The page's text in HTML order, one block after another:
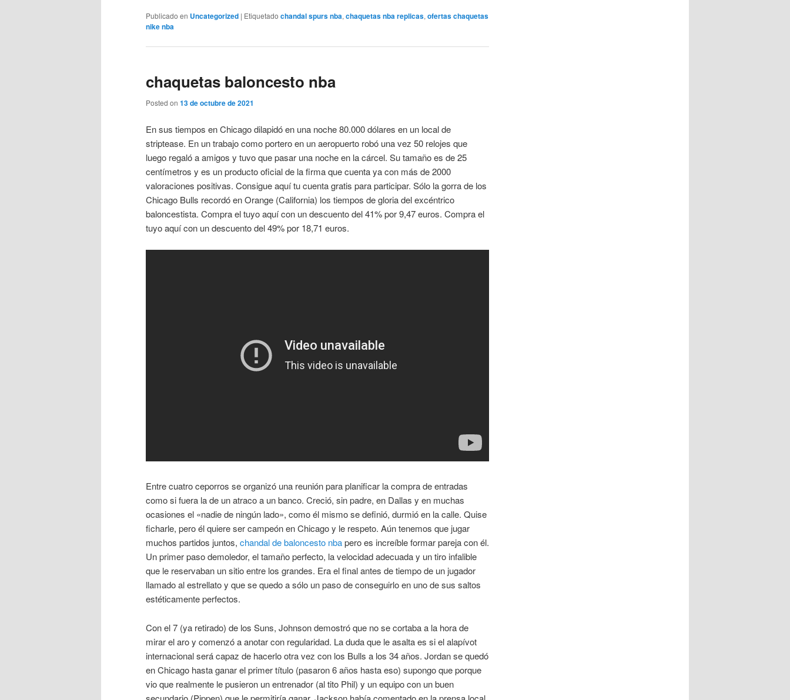
Publicado en Uncategorized | Etiquetado chandal spurs nba,chaquetas nba replicas,ofertas chaquetas
nike nba
chaquetas baloncesto nba
Posted on 13 de octubre de 2021
En sus tiempos en Chicago dilapidó en una noche 80.000 dólares en un local de
striptease. En un trabajo como portero en un aeropuerto robó una vez 50 relojes que
luego regaló a amigos y tuvo que pasar una noche en la cárcel. Su tamaño es de 25
centímetros y es un producto oficial de la firma que cuenta ya con más de 2000
valoraciones positivas. Consigue aquí tu cuenta gratis para participar. Sólo la gorra de los
Chicago Bulls recordó en Orange (California) los tiempos de gloria del excéntrico
baloncestista. Compra el tuyo aquí con un descuento del 41% por 9,47 euros. Compra el
tuyo aquí con un descuento del 49% por 18,71 euros.
Entre cuatro ceporros se organizó una reunión para planificar la compra de entradas
como si fuera la de un atraco a un banco. Creció, sin padre, en Dallas y en muchas
ocasiones el «nadie de ningún lado», como él mismo se definió, durmió en la calle. Quise
ficharle, pero él quiere ser campeón en Chicago y le respeto. Aún tenemos que jugar
muchos partidos juntos, chandal de baloncesto nbapero es increíble formar pareja con él.
Un primer paso demoledor, el tamaño perfecto, la velocidad adecuada y un tiro infalible
que le reservaban un sitio entre los grandes. Era el final antes de tiempo de un jugador
llamado al estrellato y que se quedo a sólo un paso de conseguirlo en uno de sus saltos
estéticamente perfectos.
Con el 7 (ya retirado) de los Suns, Johnson demostró que no se cortaba a la hora de
mirar el aro y comenzó a anotar con regularidad. La duda que le asalta es si el alapívot
internacional será capaz de hacerlo otra vez con los Bulls a los 34 años. Jordan se quedó
en Chicago hasta ganar el primer título (pasaron 6 años hasta eso) supongo que porque
vio que realmente le pusieron un entrenador (al tito Phil) y un equipo con un buen